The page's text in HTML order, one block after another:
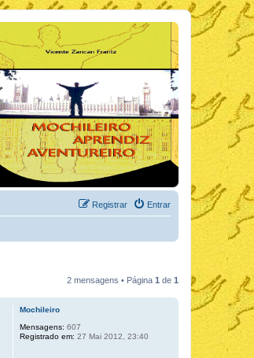
Entrar
Registrar
2 mensagens • Página 1 de 1
Mochileiro
Mensagens: 607
Registrado em: 27 Mai 2012, 23:40